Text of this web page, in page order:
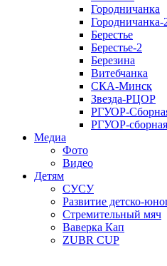
Городничанка
Городничанка-
Берестье
Берестье-2
Березина
Витебчанка
СКА-Минск
Звезда-РЦОР
РГУОР-
РГУОР-
Медиа
Фото
Видео
Детям
СУСУ
Развитие детско-
Стремительный мяч
Ваверка Кап
ZUBR CUP